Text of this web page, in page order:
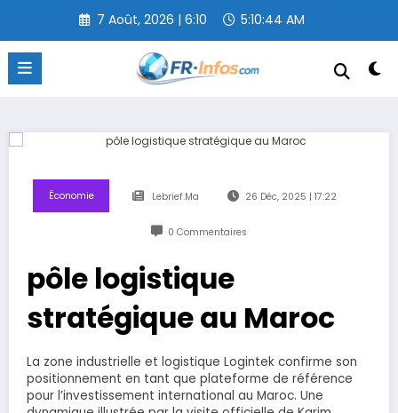
contenu
7 Août, 2026 | 6:10 5:10:44 AM
Économie Lebrief.ma 26 Déc, 2025 | 17:22
0 Commentaires
pôle logistique
stratégique au Maroc
La zone industrielle et logistique Logintek confirme son
positionnement en tant que plateforme de référence
pour l’investissement international au Maroc. Une